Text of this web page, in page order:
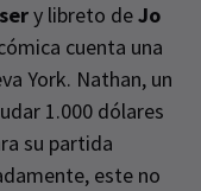
y libreto deJo
cuenta una
York. Nathan, un
1.000 dólares
su partida
este no